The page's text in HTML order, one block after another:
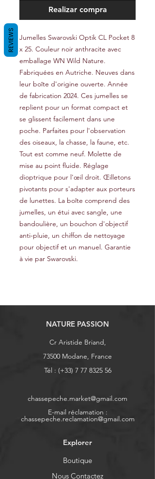
Realizar compra
Jumelles Swarovski Optik CL Pocket 8
x 25. Couleur noir anthracite avec
emballage WN Wild Nature.
Fabriquées en Autriche. Neuves dans
leur boîte d'origine ouverte. Année
de fabrication 2024. Ces jumelles se
replient pour un format compact et
se glissent facilement dans une
poche. Parfaites pour l'observation
des oiseaux, la chasse, la faune, etc.
Tout est comme neuf. Molette de
mise au point fluide. Réglage
dioptrique pour l'œil droit. Œilletons
pivotants pour s'adapter aux porteurs
de lunettes. La boîte comprend des
jumelles, un étui avec sangle, une
bandoulière, un bouchon d'objectif
anti-pluie, un chiffon de nettoyage
pour objectif et un manuel. Garantie
à vie par Swarovski.
NATURE PASSION
Cr Aristide Briand,
73500 Modane, France
Tél : (+33) 7 77 8325 56
chassepeche.market@gmail.com
E-mail réclamation :
chassepeche.reclamation@gmail.com
Explorer
Boutique
Nous Contactez
REVIEWS